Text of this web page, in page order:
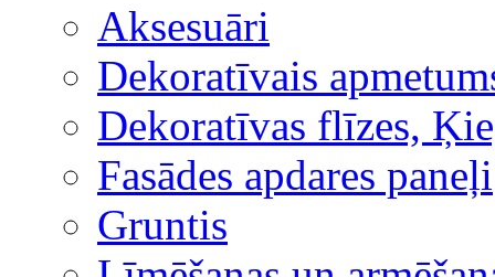
Aksesuāri
Dekoratīvais
Dekoratīvas flīzes,
Fasādes apdares paneļi
Gruntis